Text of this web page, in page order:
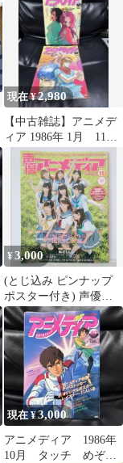
現在 ¥2,980
【中古雑誌】アニメデ
ィア 1986年 1月 11月
¥3,000
(とじ込み ピンナップ
ポスター付き) 声優ア
ニメディア 2016年11月
号 表紙巻頭: ラブライ
ブ!サンシャイン!
Aqours - Voice Actor &
Actress Animedia
November 2016
Magazine (Aqours)
現在 ¥3,000
アニメディア 1986年
10月 タッチ めぞん